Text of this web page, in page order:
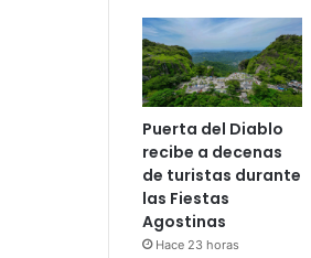
Puerta del Diablo
recibe a decenas
de turistas durante
las Fiestas
Agostinas
Hace 23 horas